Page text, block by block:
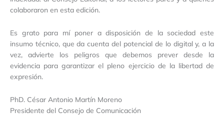
colaboraron en esta edición.
Es grato para mí poner a disposición de la sociedad este
insumo técnico, que da cuenta del potencial de lo digital y, a la
vez, advierte los peligros que debemos prever desde la
evidencia para garantizar el pleno ejercicio de la libertad de
expresión.
PhD. César Antonio Martín Moreno
Presidente del Consejo de Comunicación